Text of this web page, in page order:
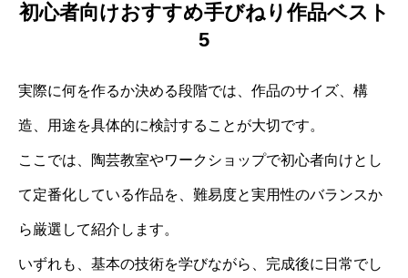
初心者向けおすすめ手びねり作品ベスト
5
実際に何を作るか決める段階では、作品のサイズ、構
造、用途を具体的に検討することが大切です。
ここでは、陶芸教室やワークショップで初心者向けとし
て定番化している作品を、難易度と実用性のバランスか
ら厳選して紹介します。
いずれも、基本の技術を学びながら、完成後に日常でし